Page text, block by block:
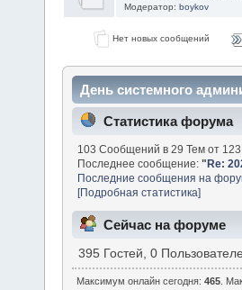
Модератор: boykov
Нет новых сообщений
День системного
Статистика форума
103 Сообщений в 29 Тем от
Последнее сообщение:"Re:
Последние сообщения на
[Подробная статистика]
Сейчас на форуме
395 Гостей, 0
Максимум онлайн сегодня:465 .